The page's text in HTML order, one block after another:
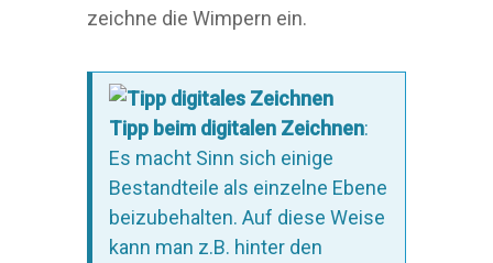
zeichne die Wimpern ein.
Tipp beim digitalen Zeichnen:
Es macht Sinn sich einige
Bestandteile als einzelne Ebene
beizubehalten. Auf diese Weise
kann man z.B. hinter den